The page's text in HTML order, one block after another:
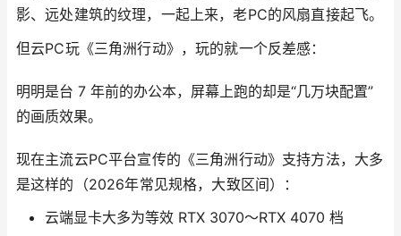
影、远处建筑的纹理，一起上来，老PC的风扇直接起飞。
但云PC玩《三角洲行动》，玩的就一个反差感：
明明是台 7 年前的办公本，屏幕上跑的却是“几万块配置”
的画质效果。
现在主流云PC平台宣传的《三角洲行动》支持方法，大多
是这样的（2026年常见规格，大致区间）：
云端显卡大多为等效 RTX 3070～RTX 4070 档